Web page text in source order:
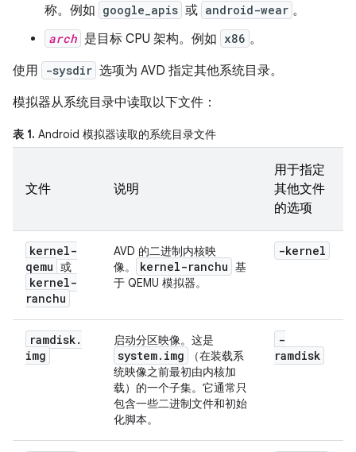
称。例如 google_apis 或 android-wear 。
arch 是目标 CPU 架构。例如 x86 。
使用
-sysdir 选项为 AVD 指定其他系统目录。
模拟器从系统目录中读取以下文件：
表 1. Android 模拟器读取的系统目录文件
文件 说明
用于指定
其他文件
的选项
kernel-
qemu 或
kernel-
ranchu
AVD 的二进制内核映
像。
kernel-ranchu 基
于 QEMU 模拟器。
-kernel
ramdisk.
img
启动分区映像。这是
system. img
（在装载系
统映像之前最初由内核加
载）的一个子集。它通常只
包含一些二进制文件和初始
化脚本。
-
ramdisk